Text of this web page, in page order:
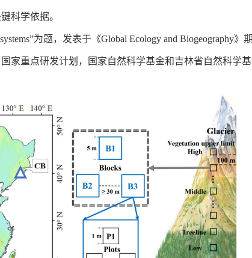
科学依据。
为题，发表于《Global Ecology and Biogeography
重点研发计划，国家自然科学基金和吉林省自然科学基